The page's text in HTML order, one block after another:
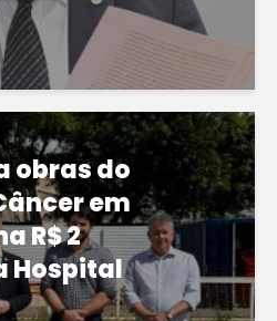
obras do
em
R$ 2
Hospital